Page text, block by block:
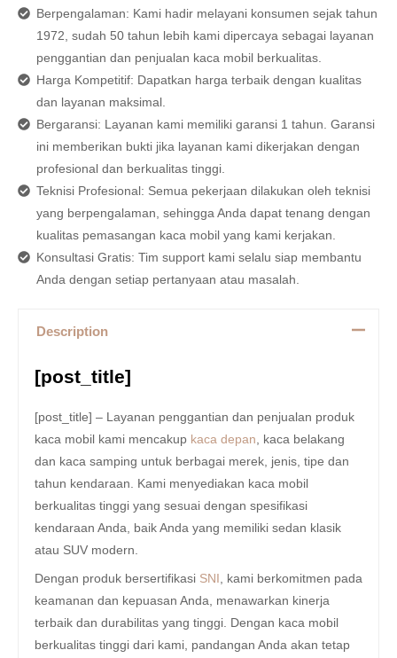
Berpengalaman: Kami hadir melayani konsumen sejak tahun
1972, sudah 50 tahun lebih kami dipercaya sebagai layanan
penggantian dan penjualan kaca mobil berkualitas.
Harga Kompetitif: Dapatkan harga terbaik dengan kualitas
dan layanan maksimal.
Bergaransi: Layanan kami memiliki garansi 1 tahun. Garansi
ini memberikan bukti jika layanan kami dikerjakan dengan
profesional dan berkualitas tinggi.
Teknisi Profesional: Semua pekerjaan dilakukan oleh teknisi
yang berpengalaman, sehingga Anda dapat tenang dengan
kualitas pemasangan kaca mobil yang kami kerjakan.
Konsultasi Gratis: Tim support kami selalu siap membantu
Anda dengan setiap pertanyaan atau masalah.
Description
[post_title]
[post_title] – Layanan penggantian dan penjualan produk
kaca mobil kami mencakup kaca depan , kaca belakang
dan kaca samping untuk berbagai merek, jenis, tipe dan
tahun kendaraan. Kami menyediakan kaca mobil
berkualitas tinggi yang sesuai dengan spesifikasi
kendaraan Anda, baik Anda yang memiliki sedan klasik
atau SUV modern.
Dengan produk bersertifikasi SNI
, kami berkomitmen pada
keamanan dan kepuasan Anda, menawarkan kinerja
terbaik dan durabilitas yang tinggi. Dengan kaca mobil
berkualitas tinggi dari kami, pandangan Anda akan tetap